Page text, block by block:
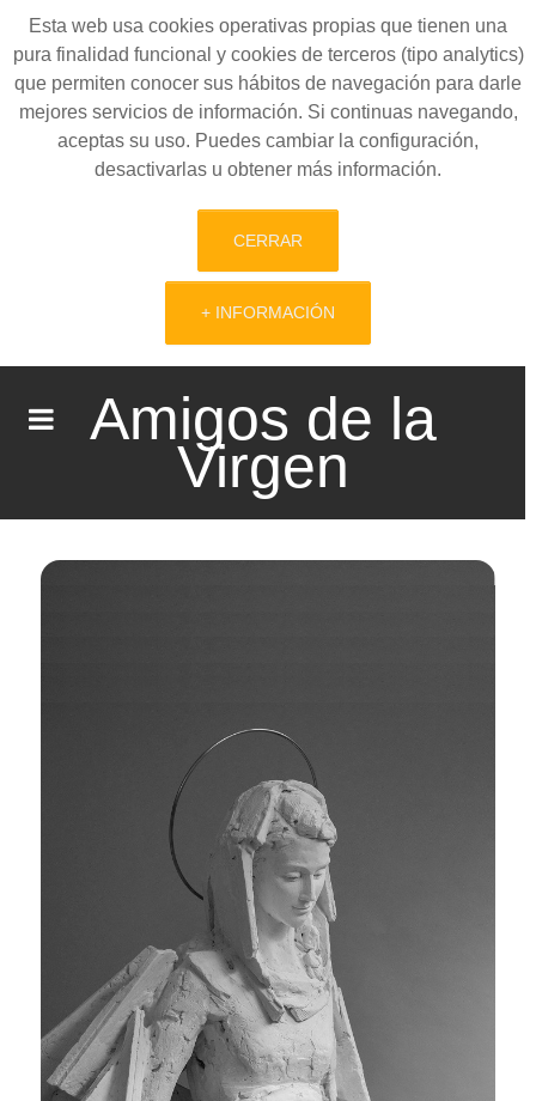
Esta web usa cookies operativas propias que tienen una
pura finalidad funcional y cookies de terceros (tipo analytics)
que permiten conocer sus hábitos de navegación para darle
mejores servicios de información. Si continuas navegando,
aceptas su uso. Puedes cambiar la configuración,
desactivarlas u obtener más información.
CERRAR
+ INFORMACIÓN
Amigos de la
Virgen